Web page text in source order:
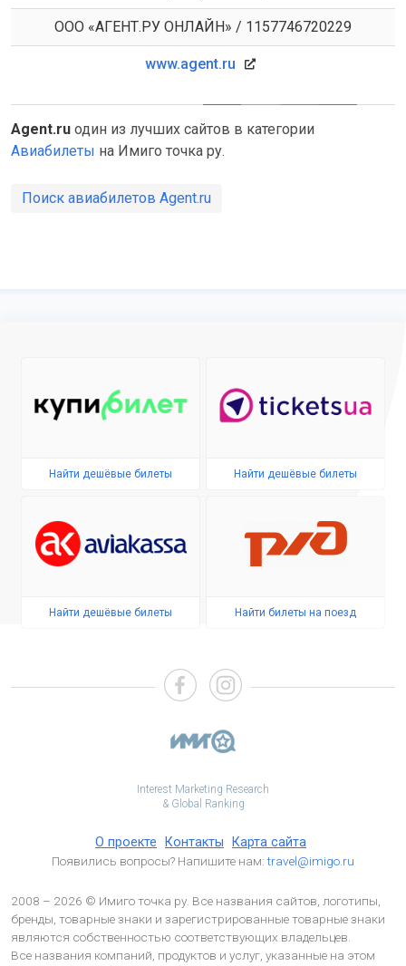
ООО «АГЕНТ.РУ ОНЛАЙН» / 1157746720229
www.agent.ru
Agent.ru один из лучших сайтов в категории
Авиабилеты на Имиго точка ру.
Поиск авиабилетов Agent.ru
Найти дешёвые билеты Найти дешёвые билеты
Найти дешёвые билеты Найти билеты на поезд
Interest Marketing Research
& Global Ranking
О проекте Контакты Карта сайта
Появились вопросы? Напишите нам:travel@imigo.ru
2008 – 2026 © Имиго точка ру. Все названия сайтов, логотипы,
бренды, товарные знаки и зарегистрированные товарные знаки
являются собственностью соответствующих владельцев.
Все названия компаний, продуктов и услуг, указанные на этом